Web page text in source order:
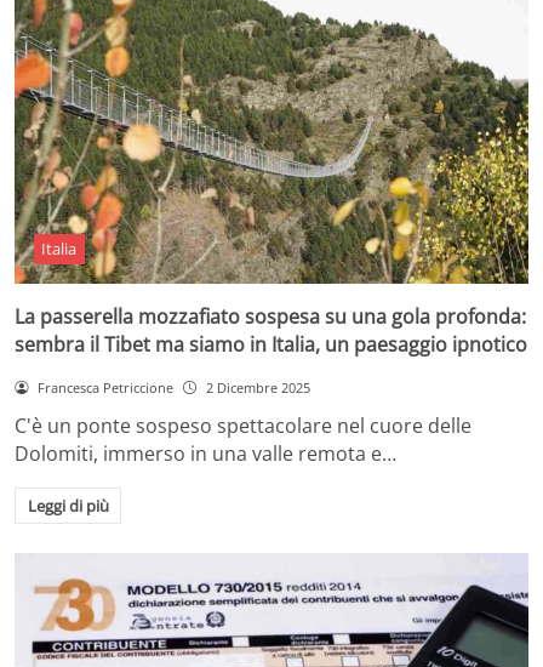
Italia
La passerella mozzafiato sospesa su una gola profonda:
sembra il Tibet ma siamo in Italia, un paesaggio ipnotico
Francesca Petriccione 2 Dicembre 2025
C'è un ponte sospeso spettacolare nel cuore delle
Dolomiti, immerso in una valle remota e…
Leggi di più